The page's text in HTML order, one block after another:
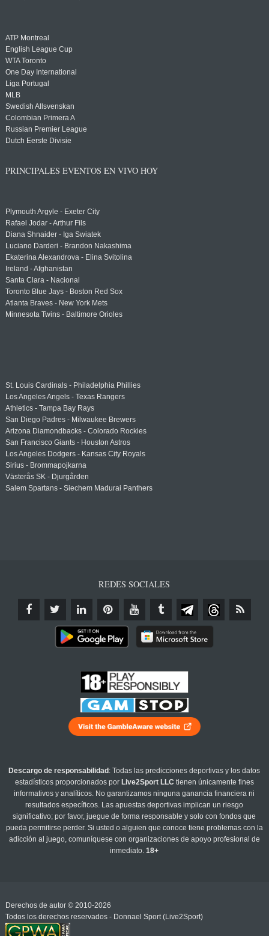
ATP Montreal
English League Cup
WTA Toronto
One Day International
Liga Portugal
MLB
Swedish Allsvenskan
Colombian Primera A
Russian Premier League
Dutch Eerste Divisie
PRINCIPALES EVENTOS EN VIVO HOY
Plymouth Argyle - Exeter City
Rafael Jodar - Arthur Fils
Diana Shnaider - Iga Swiatek
Luciano Darderi - Brandon Nakashima
Ekaterina Alexandrova - Elina Svitolina
Ireland - Afghanistan
Santa Clara - Nacional
Toronto Blue Jays - Boston Red Sox
Atlanta Braves - New York Mets
Minnesota Twins - Baltimore Orioles
St. Louis Cardinals - Philadelphia Phillies
Los Angeles Angels - Texas Rangers
Athletics - Tampa Bay Rays
San Diego Padres - Milwaukee Brewers
Arizona Diamondbacks - Colorado Rockies
San Francisco Giants - Houston Astros
Los Angeles Dodgers - Kansas City Royals
Sirius - Brommapojkarna
Västerås SK - Djurgården
Salem Spartans - Siechem Madurai Panthers
REDES SOCIALES
Descargo de responsabilidad : Todas las predicciones deportivas y los datos
estadísticos proporcionados por Live2Sport LLC tienen únicamente fines
informativos y analíticos. No garantizamos ninguna ganancia financiera ni
resultados específicos. Las apuestas deportivas implican un riesgo
significativo; por favor, juegue de forma responsable y solo con fondos que
pueda permitirse perder. Si usted o alguien que conoce tiene problemas con la
adicción al juego, comuníquese con organizaciones de apoyo profesional de
inmediato.18+
Derechos de autor © 2010-2026
Todos los derechos reservados - Donnael Sport (Live2Sport)